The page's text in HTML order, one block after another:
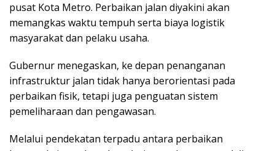
pusat Kota Metro. Perbaikan jalan diyakini akan
memangkas waktu tempuh serta biaya logistik
masyarakat dan pelaku usaha.
Gubernur menegaskan, ke depan penanganan
infrastruktur jalan tidak hanya berorientasi pada
perbaikan fisik, tetapi juga penguatan sistem
pemeliharaan dan pengawasan.
Melalui pendekatan terpadu antara perbaikan